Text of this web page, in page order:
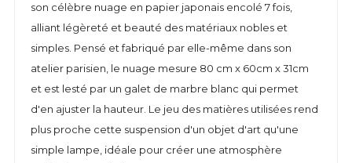
son célèbre nuage en papier japonais encolé 7 fois,
alliant légèreté et beauté des matériaux nobles et
simples. Pensé et fabriqué par elle-même dans son
atelier parisien, le nuage mesure 80 cm x 60cm x 31cm
et est lesté par un galet de marbre blanc qui permet
d'en ajuster la hauteur. Le jeu des matières utilisées rend
plus proche cette suspension d'un objet d'art qu'une
simple lampe, idéale pour créer une atmosphère